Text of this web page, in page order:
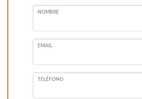
NOMBRE
EMAIL
TELÉFONO